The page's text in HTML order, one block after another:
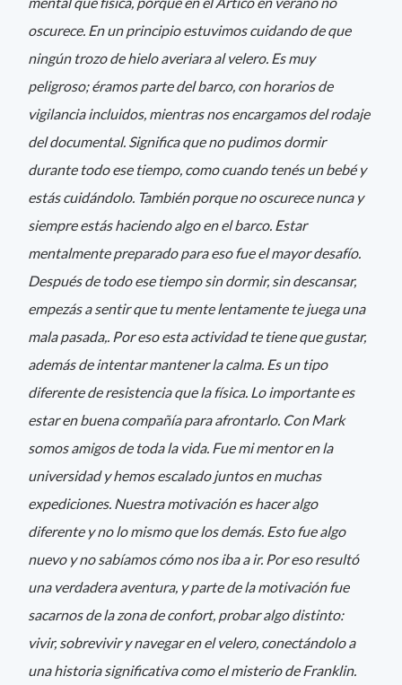
oscurece. En un principio estuvimos cuidando de que
ningún trozo de hielo averiara al velero. Es muy
peligroso; éramos parte del barco, con horarios de
vigilancia incluidos, mientras nos encargamos del rodaje
del documental. Significa que no pudimos dormir
durante todo ese tiempo, como cuando tenés un bebé y
estás cuidándolo. También porque no oscurece nunca y
siempre estás haciendo algo en el barco. Estar
mentalmente preparado para eso fue el mayor desafío.
Después de todo ese tiempo sin dormir, sin descansar,
empezás a sentir que tu mente lentamente te juega una
mala pasada,. Por eso esta actividad te tiene que gustar,
además de intentar mantener la calma. Es un tipo
diferente de resistencia que la física. Lo importante es
estar en buena compañía para afrontarlo. Con Mark
somos amigos de toda la vida. Fue mi mentor en la
universidad y hemos escalado juntos en muchas
expediciones. Nuestra motivación es hacer algo
diferente y no lo mismo que los demás. Esto fue algo
nuevo y no sabíamos cómo nos iba a ir. Por eso resultó
una verdadera aventura, y parte de la motivación fue
sacarnos de la zona de confort, probar algo distinto:
vivir, sobrevivir y navegar en el velero, conectándolo a
una historia significativa como el misterio de Franklin.